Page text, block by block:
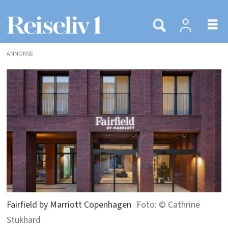
ANNONSE
Fairfield by Marriott Copenhagen
© Cathrine
Stukhard